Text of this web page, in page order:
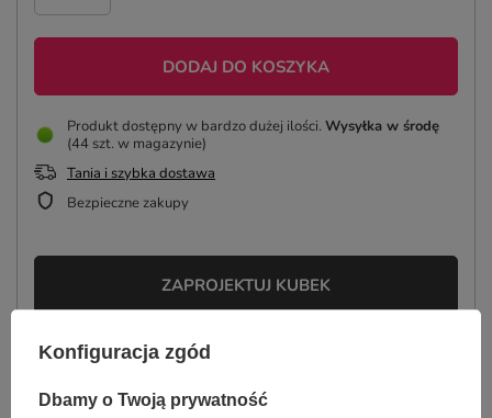
DODAJ DO KOSZYKA
Produkt dostępny w bardzo dużej ilości Wysyłka w środę
(44 szt. w magazynie)
Tania i szybka dostawa
Bezpieczne zakupy
ZAPROJEKTUJ KUBEK
OPIS
Konfiguracja zgód
Dbamy o Twoją prywatność